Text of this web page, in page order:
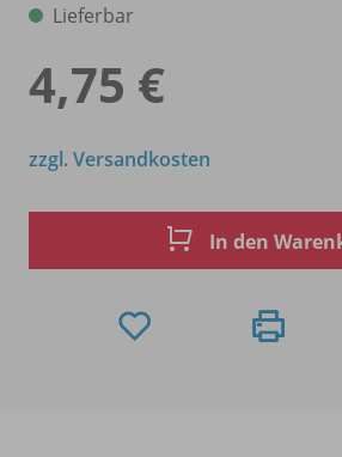
Lieferbar
4,75 €
zzgl. Versandkosten
In den